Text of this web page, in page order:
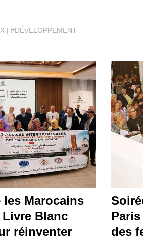
#DÉVELOPPEMENT
Marocains
Blanc
réinventer
des